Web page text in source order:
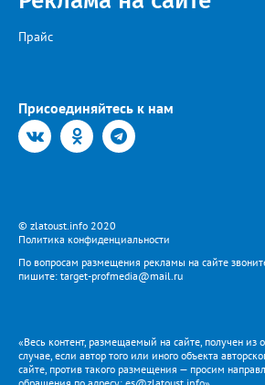
Прайс
Присоединяйтесь к нам
© zlatoust.info 2020
Политика конфиденциальности
По вопросам размещения рекламы на сайте
пишите: target-profmedia@mail.ru
«Весь контент, размещаемый на сайте, получен из
случае, если автор того или иного объекта
сайте, против такого размещения — просим